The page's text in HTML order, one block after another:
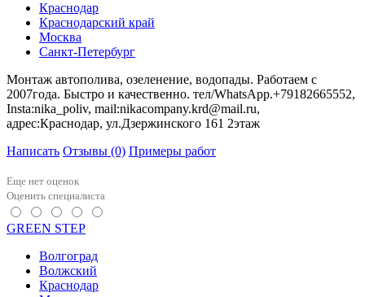
Краснодар
Краснодарский край
Москва
Санкт-Петербург
Монтаж автополива, озеленение, водопады. Работаем с
2007года. Быстро и качественно. тел/WhatsApp.+79182665552,
Insta:nika_poliv, mail:nikacompany.krd@mail.ru,
адрес:Краснодар, ул.Дзержинского 161 2этаж
Написать Отзывы (0) Примеры работ
Еще нет оценок
Оценить специалиста
GREEN STEP
Волгоград
Волжский
Краснодар